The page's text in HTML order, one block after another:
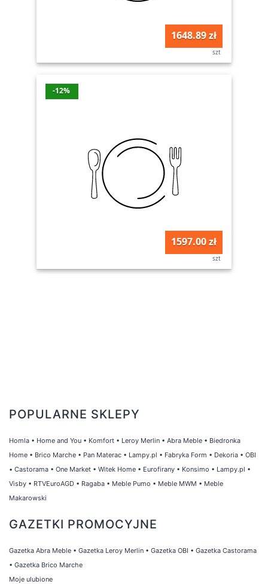
1648.89 zł
szt
-12%
1597.00 zł
szt
POPULARNE SKLEPY
Homla • Home and You • Komfort • Leroy Merlin • Abra Meble • Biedronka
Home • Brico Marche • Pan Materac • Lampy.pl • Fabryka Form • Dekoria • OBI
• Castorama • One Market • Witek Home • Eurofirany • Konsimo • Lampy.pl •
Visby • RTVEuroAGD • Ragaba • Meble Pumo • Meble MWM • Meble
Makarowski
GAZETKI PROMOCYJNE
Gazetka Abra Meble • Gazetka Leroy Merlin • Gazetka OBI • Gazetka Castorama
• Gazetka Brico Marche
Moje ulubione